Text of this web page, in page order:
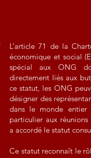
L’article 71 de la
économique et social
spécial aux ONG
directement liés aux
ce statut, les ONG
désigner des
dans le monde entier
particulier aux réunions
a accordé le statut
Ce statut reconnaît le